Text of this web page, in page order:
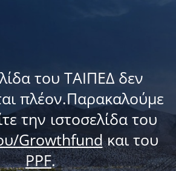
του ΤΑΙΠΕΔ δεν
πλέον.Παρακαλούμε
την ιστοσελίδα του
Growthfundκαι του
PPF.